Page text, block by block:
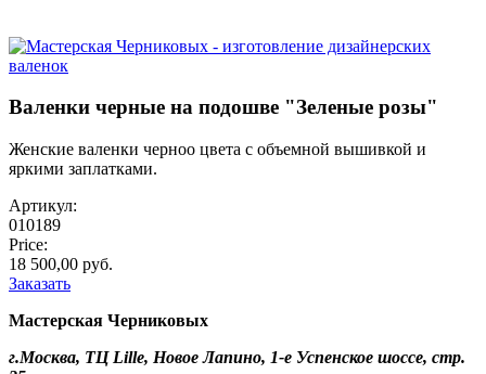
Валенки черные на подошве "Зеленые розы"
Женские валенки черноо цвета с объемной вышивкой и
яркими заплатками.
Артикул:
010189
Price:
18 500,00 руб.
Заказать
Мастерская Черниковых
г.Москва, ТЦ Lille, Новое Лапино, 1-е Успенское шоссе, стр.